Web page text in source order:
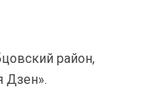
район,
Дзен».